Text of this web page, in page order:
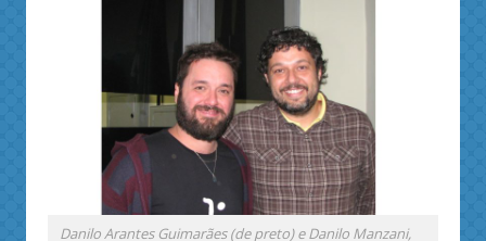
Danilo Arantes Guimarães (de preto) e Danilo Manzani,